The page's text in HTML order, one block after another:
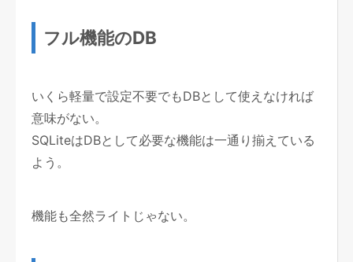
フル機能のDB
いくら軽量で設定不要でもDBとして使えなければ
意味がない。
SQLiteはDBとして必要な機能は一通り揃えている
よう。
機能も全然ライトじゃない。